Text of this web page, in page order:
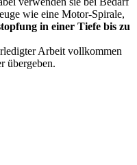
wie eine Motor-Spirale,
in einer Tiefe bis zu
Arbeit vollkommen
übergeben.